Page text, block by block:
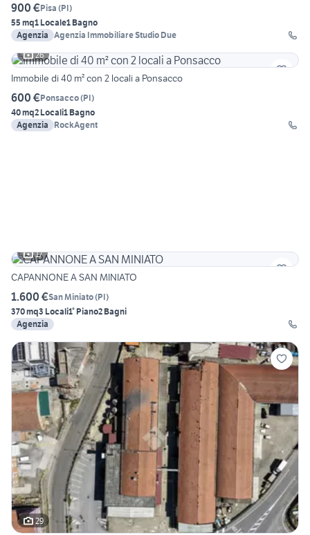
900 €Pisa (PI)
55 mq1 Locale1 Bagno
Agenzia Agenzia Immobiliare Studio Due
26
Immobile di 40 m² con 2 locali a Ponsacco
600 €Ponsacco(PI)
40 mq2 Locali1 Bagno
Agenzia
RockAgent
17
CAPANNONE A SAN MINIATO
1.600 €San Miniato(PI)
370 mq3 Locali1° Piano2 Bagni
Agenzia
29